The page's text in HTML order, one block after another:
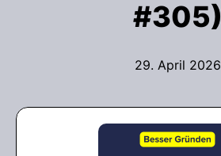
#305)
29. April 2026